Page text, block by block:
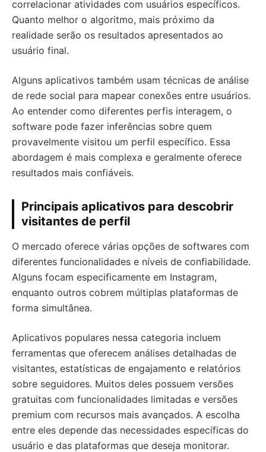
correlacionar atividades com usuários específicos.
Quanto melhor o algoritmo, mais próximo da
realidade serão os resultados apresentados ao
usuário final.
Alguns aplicativos também usam técnicas de análise
de rede social para mapear conexões entre usuários.
Ao entender como diferentes perfis interagem, o
software pode fazer inferências sobre quem
provavelmente visitou um perfil específico. Essa
abordagem é mais complexa e geralmente oferece
resultados mais confiáveis.
Principais aplicativos para descobrir
visitantes de perfil
O mercado oferece várias opções de softwares com
diferentes funcionalidades e níveis de confiabilidade.
Alguns focam especificamente em Instagram,
enquanto outros cobrem múltiplas plataformas de
forma simultânea.
Aplicativos populares nessa categoria incluem
ferramentas que oferecem análises detalhadas de
visitantes, estatísticas de engajamento e relatórios
sobre seguidores. Muitos deles possuem versões
gratuitas com funcionalidades limitadas e versões
premium com recursos mais avançados. A escolha
entre eles depende das necessidades específicas do
usuário e das plataformas que deseja monitorar.